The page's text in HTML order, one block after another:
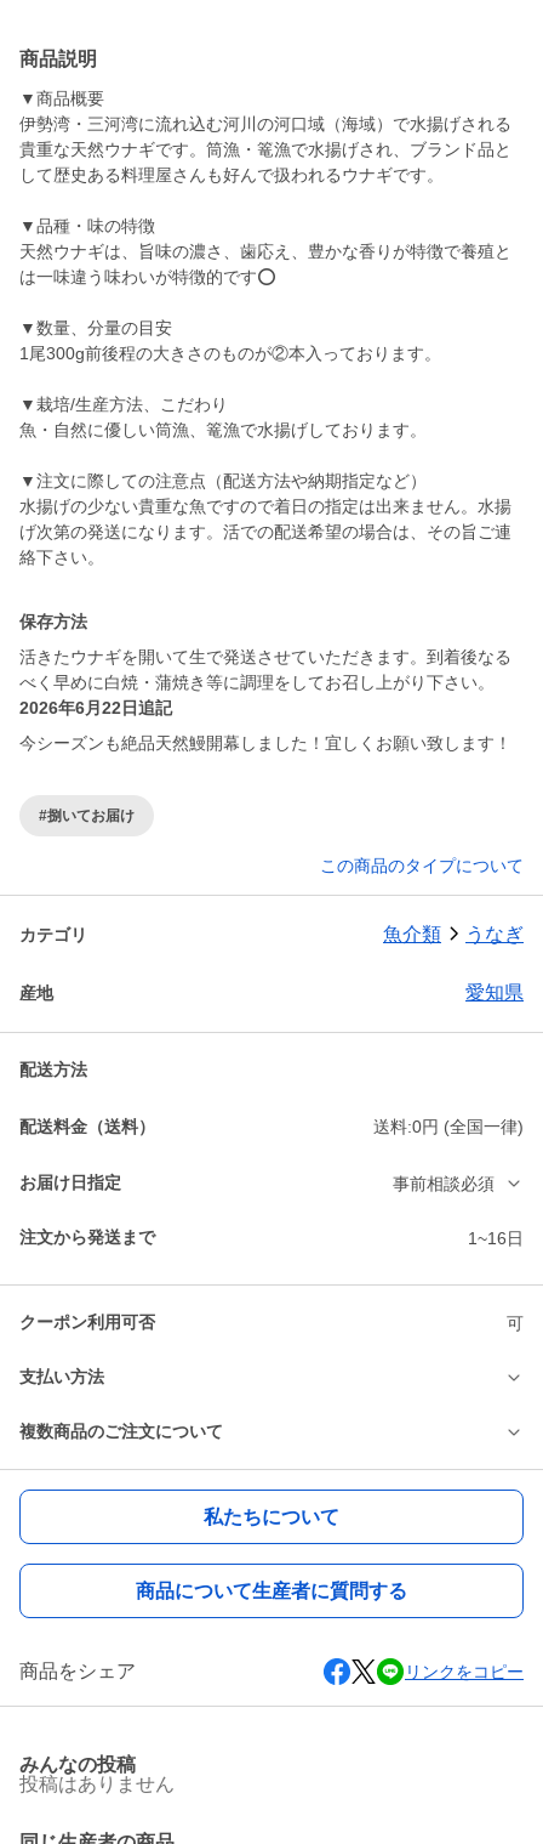
商品説明
▼商品概要
伊勢湾・三河湾に流れ込む河川の河口域（海域）で水揚げされる
貴重な天然ウナギです。筒漁・篭漁で水揚げされ、ブランド品と
して歴史ある料理屋さんも好んで扱われるウナギです。
▼品種・味の特徴
天然ウナギは、旨味の濃さ、歯応え、豊かな香りが特徴で養殖と
は一味違う味わいが特徴的です⭕️
▼数量、分量の目安
1尾300g前後程の大きさのものが②本入っております。
▼栽培/生産方法、こだわり
魚・自然に優しい筒漁、篭漁で水揚げしております。
▼注文に際しての注意点（配送方法や納期指定など）
水揚げの少ない貴重な魚ですので着日の指定は出来ません。水揚
げ次第の発送になります。活での配送希望の場合は、その旨ご連
絡下さい。
保存方法
活きたウナギを開いて生で発送させていただきます。到着後なる
べく早めに白焼・蒲焼き等に調理をしてお召し上がり下さい。
2026年6月22日追記
今シーズンも絶品天然鰻開幕しました！宜しくお願い致します！
#捌いてお届け
この商品のタイプについて
カテゴリ 魚介類 うなぎ
産地 愛知県
配送方法
配送料金（送料） 送料:0円 (全国一律)
お届け日指定 事前相談必須
注文から発送まで 1~16日
クーポン利用可否 可
支払い方法
複数商品のご注文について
私たちについて
商品について生産者に質問する
商品をシェア リンクをコピー
みんなの投稿
投稿はありません